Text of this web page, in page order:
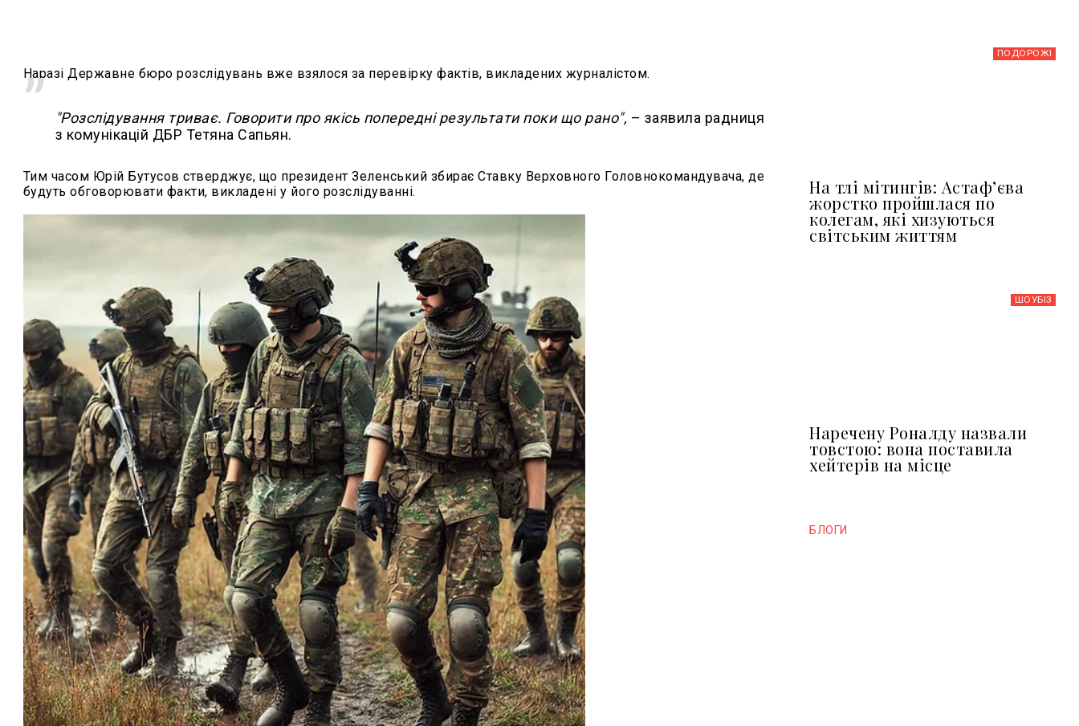
Наразі Державне бюро розслідувань вже взялося за перевірку фактів, викладених журналістом.
"Розслідування триває. Говорити про якісь попередні результати поки що рано", – заявила радниця
з комунікацій ДБР Тетяна Сапьян.
Тим часом Юрій Бутусов стверджує, що президент Зеленський збирає Ставку Верховного Головнокомандувача, де
будуть обговорювати факти, викладені у його розслідуванні.
ПОДОРОЖІ
На тлі мітингів: Астафʼєва
жорстко пройшлася по
колегам, які хизуються
світським життям
ШОУБIЗ
Наречену Роналду назвали
товстою: вона поставила
хейтерів на місце
БЛОГИ